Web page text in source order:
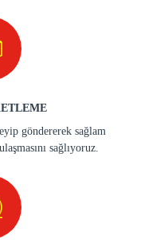
göndererek sağlam
sağlıyoruz.